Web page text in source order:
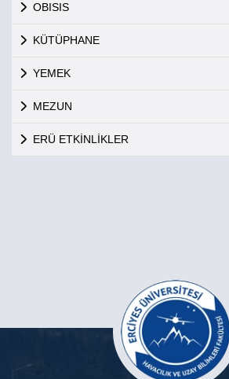
OBISIS
KÜTÜPHANE
YEMEK
MEZUN
ERÜ ETKİNLİKLER